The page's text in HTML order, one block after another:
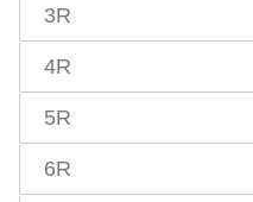
3R
4R
5R
6R